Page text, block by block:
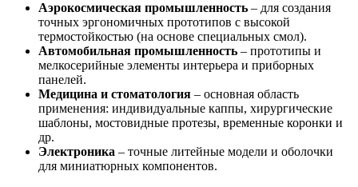
Аэрокосмическая промышленность – для создания
точных эргономичных прототипов с высокой
термостойкостью (на основе специальных смол).
Автомобильная промышленность – прототипы и
мелкосерийные элементы интерьера и приборных
панелей.
Медицина и стоматология – основная область
применения: индивидуальные каппы, хирургические
шаблоны, мостовидные протезы, временные коронки и
др.
Электроника – точные литейные модели и оболочки
для миниатюрных компонентов.